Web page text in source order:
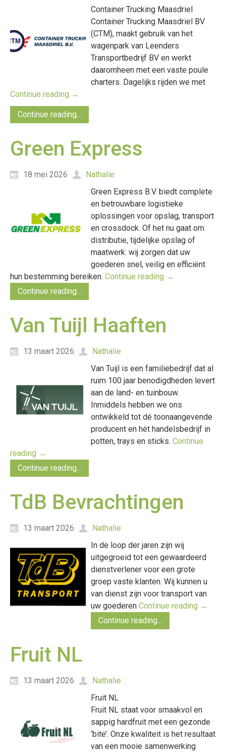
Container Trucking Maasdriel
Container Trucking Maasdriel BV
(CTM), maakt gebruik van het
wagenpark van Leenders
Transportbedrijf BV en werkt
daaromheen met een vaste poule
charters. Dagelijks rijden we met
Continue reading →
Continue reading...
Green Express
18 mei 2026
Nathalie
Green Express B.V. biedt complete
en betrouwbare logistieke
oplossingen voor opslag, transport
en crossdock. Of het nu gaat om
distributie, tijdelijke opslag of
maatwerk: wij zorgen dat uw
goederen snel, veilig en efficiënt
hun bestemming bereiken. Continue reading →
Continue reading...
Van Tuijl Haaften
13 maart 2026
Nathalie
Van Tuijl is een familiebedrijf dat al
ruim 100 jaar benodigdheden levert
aan de land- en tuinbouw.
Inmiddels hebben we ons
ontwikkeld tot dé toonaangevende
producent en hét handelsbedrijf in
potten, trays en sticks. Continue
reading →
Continue reading...
TdB Bevrachtingen
13 maart 2026
Nathalie
In de loop der jaren zijn wij
uitgegroeid tot een gewaardeerd
dienstverlener voor een grote
groep vaste klanten. Wij kunnen u
van dienst zijn voor transport van
uw goederen Continue reading →
Continue reading...
Fruit NL
13 maart 2026
Nathalie
Fruit NL
Fruit NL staat voor smaakvol en
sappig hardfruit met een gezonde
‘bite’. Onze kwaliteit is het resultaat
van een mooie samenwerking